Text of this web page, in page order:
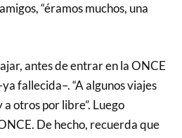
“éramos muchos, una
antes de entrar en la ONCE
fallecida–. “A algunos viajes
otros por libre”. Luego
De hecho, recuerda que